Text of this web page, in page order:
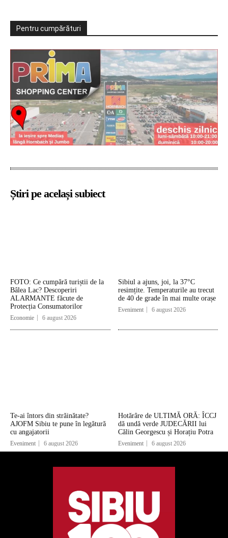
Pentru cumpărături
Știri pe același subiect
FOTO: Ce cumpără turiștii de la
Bâlea Lac? Descoperiri
ALARMANTE făcute de
Protecția Consumatorilor
Economie 6 august 2026
Sibiul a ajuns, joi, la 37°C
resimțite. Temperaturile au trecut
de 40 de grade în mai multe orașe
Eveniment 6 august 2026
Te-ai întors din străinătate?
AJOFM Sibiu te pune în legătură
cu angajatorii
Eveniment 6 august 2026
Hotărâre de ULTIMĂ ORĂ: ÎCCJ
dă undă verde JUDECĂRII lui
Călin Georgescu și Horațiu Potra
Eveniment 6 august 2026